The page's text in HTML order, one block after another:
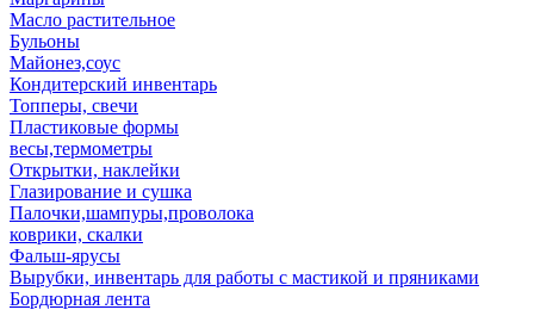
Масло растительное
Бульоны
Майонез,соус
Кондитерский инвентарь
Топперы, свечи
Пластиковые формы
весы,термометры
Открытки, наклейки
Глазирование и сушка
Палочки,шампуры,проволока
коврики, скалки
Фальш-ярусы
Вырубки, инвентарь для работы с мастикой и пряниками
Бордюрная лента